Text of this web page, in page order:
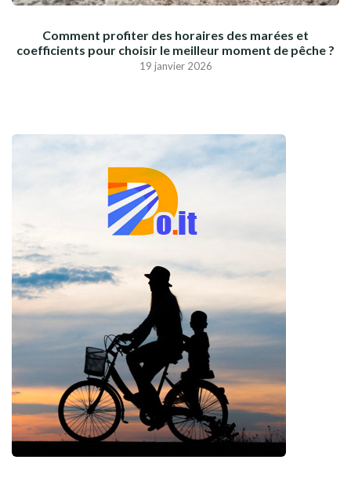
Comment profiter des horaires des marées et
coefficients pour choisir le meilleur moment de pêche ?
19 janvier 2026